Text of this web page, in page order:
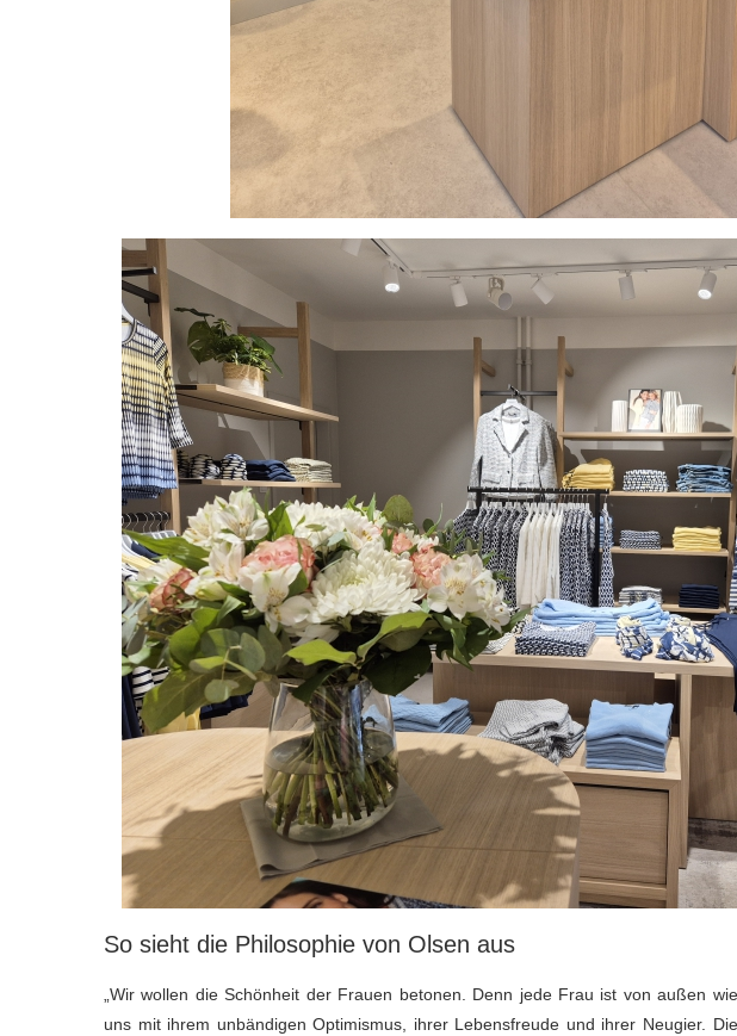
So sieht die Philosophie von Olsen aus
„Wir wollen die Schönheit der Frauen betonen. Denn jede Frau ist von außen
uns mit ihrem unbändigen Optimismus, ihrer Lebensfreude und ihrer Neugier.